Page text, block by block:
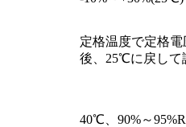
定格温度で定格
後、25℃に戻して
40℃、90%～